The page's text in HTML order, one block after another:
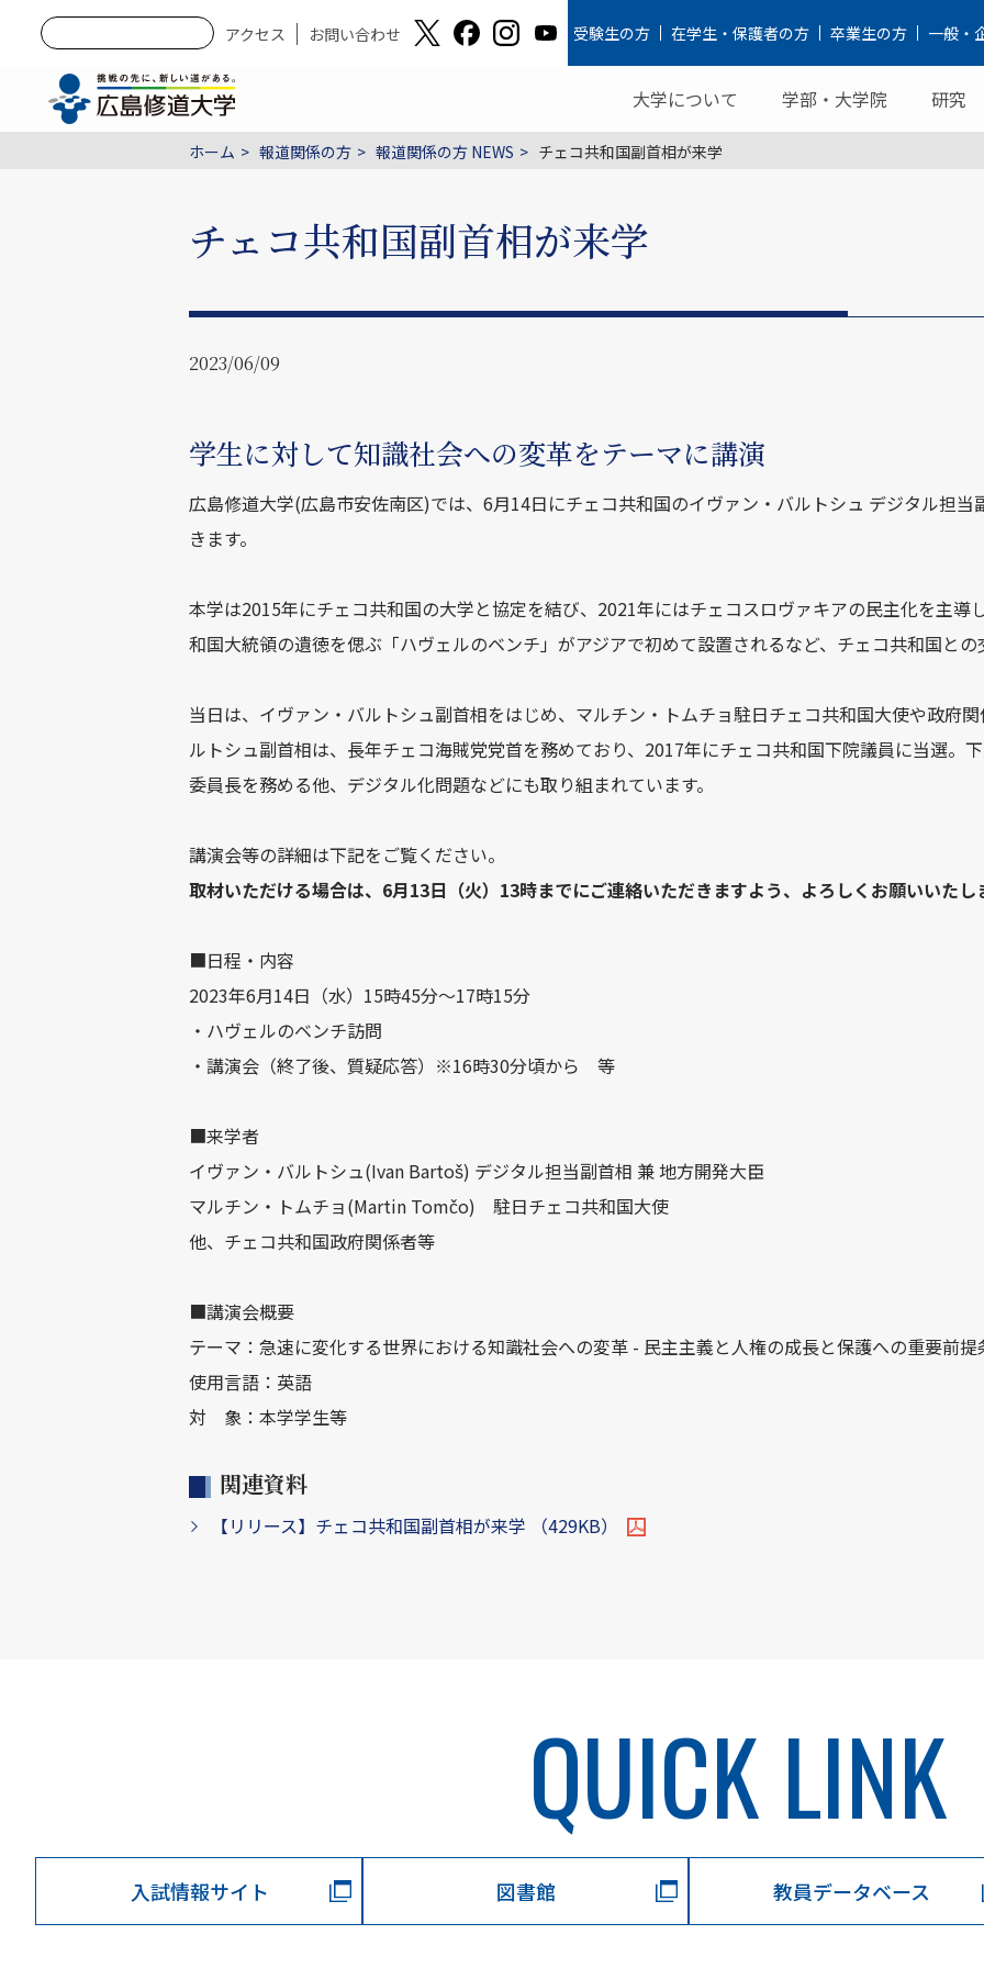
アクセス お問い合わせ 受験生の方 在学生・保護者の方 卒業生の方 一般・
大学について 学部・大学院 研究
ホーム 報道関係の方 報道関係の方 NEWS チェコ共和国副首相が来学
チェコ共和国副首相が来学
2023/06/09
学生に対して知識社会への変革をテーマに講演
広島修道大学(広島市安佐南区)では、6月14日にチェコ共和国のイヴァン・バルトシュ デジタル担
きます。
本学は2015年にチェコ共和国の大学と協定を結び、2021年にはチェコスロヴァキアの民主化を主導
和国大統領の遺徳を偲ぶ「ハヴェルのベンチ」がアジアで初めて設置されるなど、チェコ共和国との
当日は、イヴァン・バルトシュ副首相をはじめ、マルチン・トムチョ駐日チェコ共和国大使や政府
ルトシュ副首相は、長年チェコ海賊党党首を務めており、2017年にチェコ共和国下院議員に当選。
委員長を務める他、デジタル化問題などにも取り組まれています。
講演会等の詳細は下記をご覧ください。
取材いただける場合は、6月13日（火）13時までにご連絡いただきますよう、よろしくお願いいたし
■日程・内容
2023年6月14日（水）15時45分～17時15分
・ハヴェルのベンチ訪問
・講演会（終了後、質疑応答）※16時30分頃から 等
■来学者
イヴァン・バルトシュ(Ivan Bartoš) デジタル担当副首相 兼 地方開発大臣
マルチン・トムチョ(Martin Tomčo) 駐日チェコ共和国大使
他、チェコ共和国政府関係者等
■講演会概要
テーマ：急速に変化する世界における知識社会への変革 - 民主主義と人権の成長と保護への重要前提
使用言語：英語
対 象：本学学生等
関連資料
【リリース】チェコ共和国副首相が来学 （429KB）
QUICK LINK
入試情報サイト 図書館 教員データベース